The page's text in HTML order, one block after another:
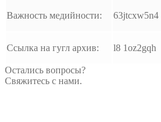
Важность медийности: 63jtcxw5n4
Ссылка на гугл архив: l8 1oz2gqh
Остались вопросы?
Свяжитесь с нами.